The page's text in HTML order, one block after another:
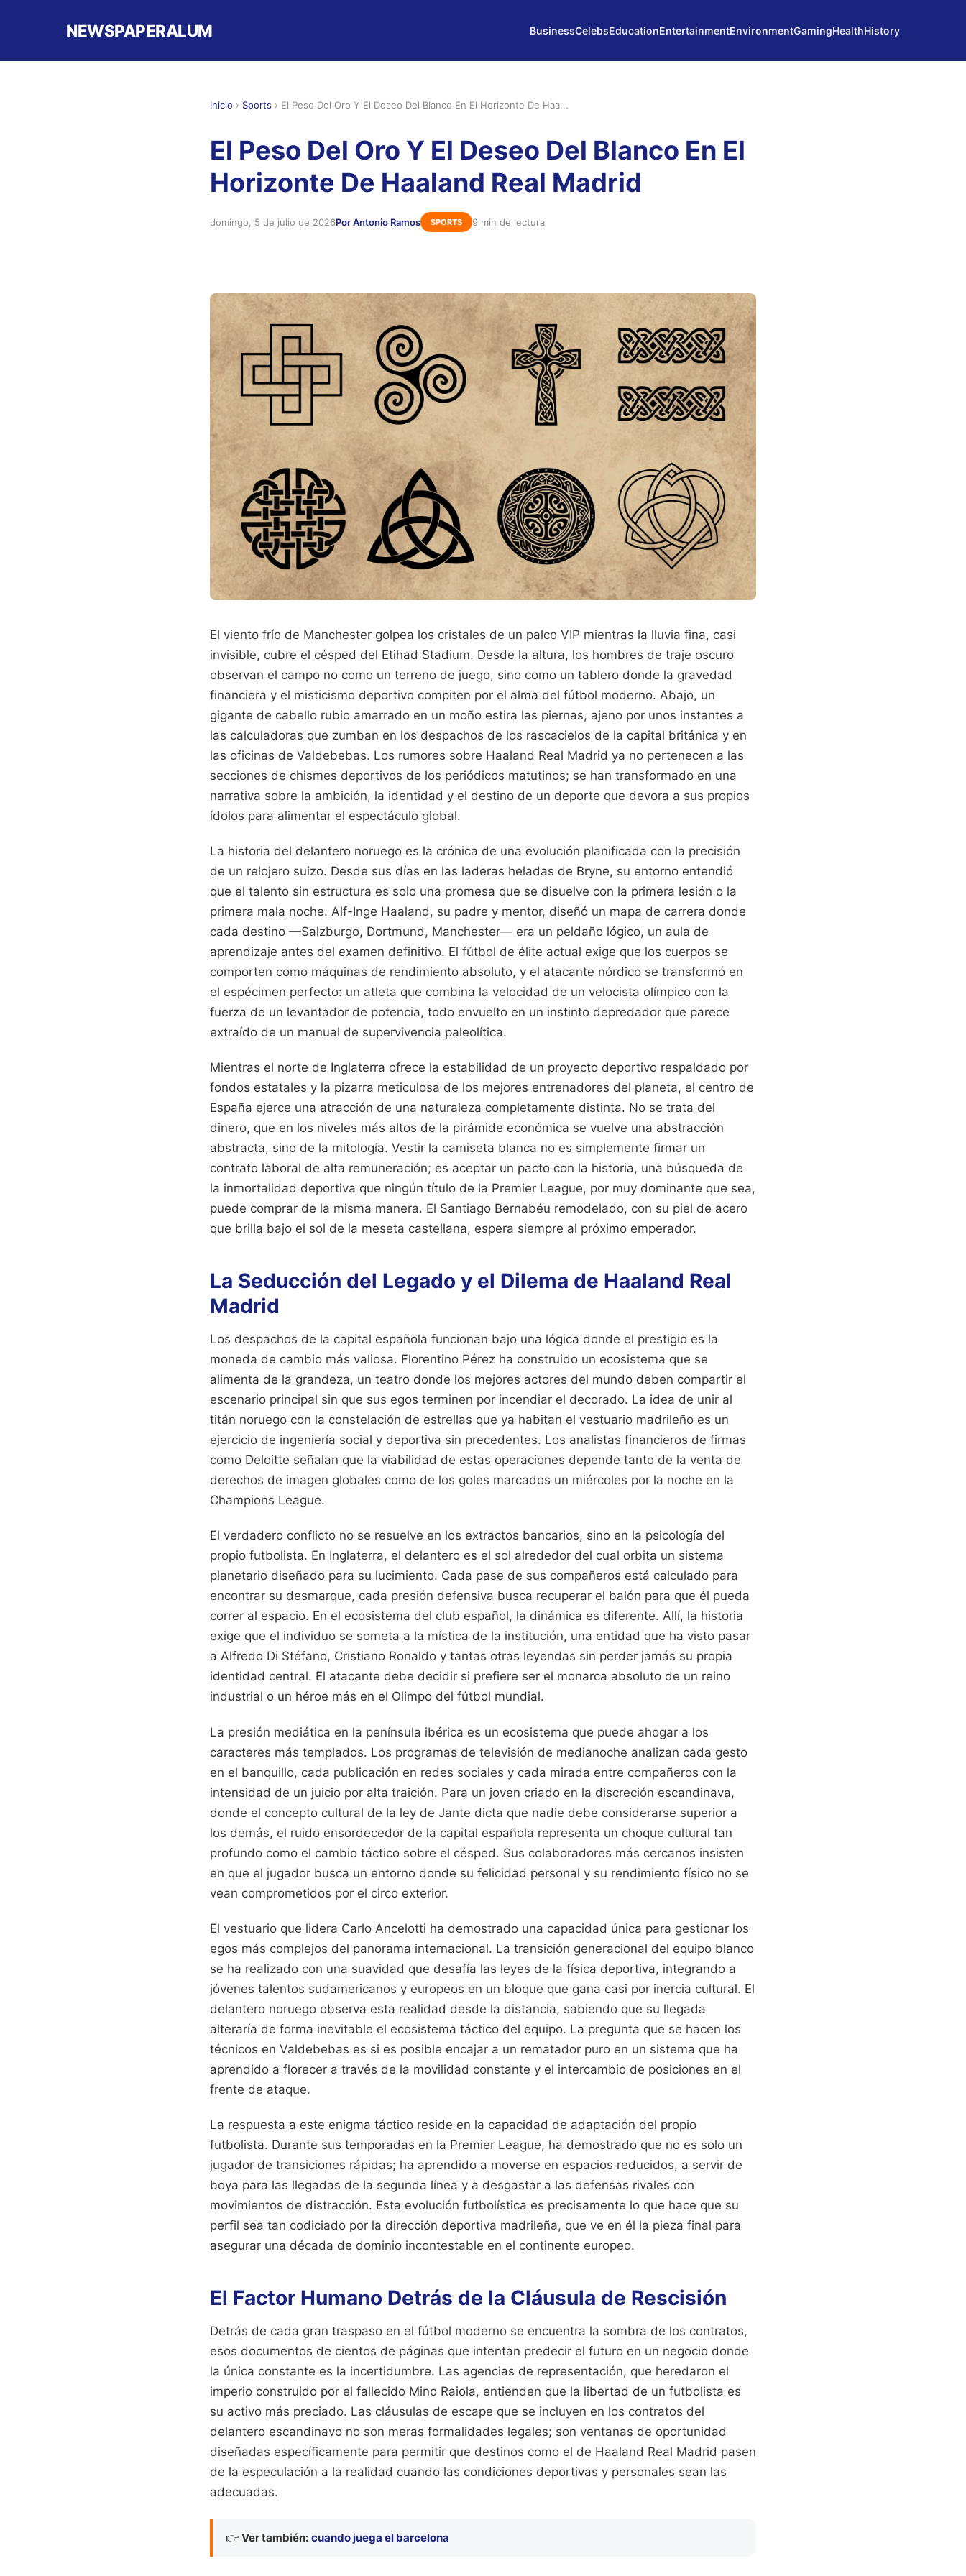
NEWSPAPERALUM BusinessCelebsEducationEntertainmentEnvironmentGamingHealthHistory
Inicio › Sports › El Peso Del Oro Y El Deseo Del Blanco En El Horizonte De Haa...
El Peso Del Oro Y El Deseo Del Blanco En El
Horizonte De Haaland Real Madrid
domingo, 5 de julio de 2026Por Antonio Ramos SPORTS 9 min de lectura
El viento frío de Manchester golpea los cristales de un palco VIP mientras la lluvia fina, casi
invisible, cubre el césped del Etihad Stadium. Desde la altura, los hombres de traje oscuro
observan el campo no como un terreno de juego, sino como un tablero donde la gravedad
financiera y el misticismo deportivo compiten por el alma del fútbol moderno. Abajo, un
gigante de cabello rubio amarrado en un moño estira las piernas, ajeno por unos instantes a
las calculadoras que zumban en los despachos de los rascacielos de la capital británica y en
las oficinas de Valdebebas. Los rumores sobre Haaland Real Madrid ya no pertenecen a las
secciones de chismes deportivos de los periódicos matutinos; se han transformado en una
narrativa sobre la ambición, la identidad y el destino de un deporte que devora a sus propios
ídolos para alimentar el espectáculo global.
La historia del delantero noruego es la crónica de una evolución planificada con la precisión
de un relojero suizo. Desde sus días en las laderas heladas de Bryne, su entorno entendió
que el talento sin estructura es solo una promesa que se disuelve con la primera lesión o la
primera mala noche. Alf-Inge Haaland, su padre y mentor, diseñó un mapa de carrera donde
cada destino —Salzburgo, Dortmund, Manchester— era un peldaño lógico, un aula de
aprendizaje antes del examen definitivo. El fútbol de élite actual exige que los cuerpos se
comporten como máquinas de rendimiento absoluto, y el atacante nórdico se transformó en
el espécimen perfecto: un atleta que combina la velocidad de un velocista olímpico con la
fuerza de un levantador de potencia, todo envuelto en un instinto depredador que parece
extraído de un manual de supervivencia paleolítica.
Mientras el norte de Inglaterra ofrece la estabilidad de un proyecto deportivo respaldado por
fondos estatales y la pizarra meticulosa de los mejores entrenadores del planeta, el centro de
España ejerce una atracción de una naturaleza completamente distinta. No se trata del
dinero, que en los niveles más altos de la pirámide económica se vuelve una abstracción
abstracta, sino de la mitología. Vestir la camiseta blanca no es simplemente firmar un
contrato laboral de alta remuneración; es aceptar un pacto con la historia, una búsqueda de
la inmortalidad deportiva que ningún título de la Premier League, por muy dominante que sea,
puede comprar de la misma manera. El Santiago Bernabéu remodelado, con su piel de acero
que brilla bajo el sol de la meseta castellana, espera siempre al próximo emperador.
La Seducción del Legado y el Dilema de Haaland Real
Madrid
Los despachos de la capital española funcionan bajo una lógica donde el prestigio es la
moneda de cambio más valiosa. Florentino Pérez ha construido un ecosistema que se
alimenta de la grandeza, un teatro donde los mejores actores del mundo deben compartir el
escenario principal sin que sus egos terminen por incendiar el decorado. La idea de unir al
titán noruego con la constelación de estrellas que ya habitan el vestuario madrileño es un
ejercicio de ingeniería social y deportiva sin precedentes. Los analistas financieros de firmas
como Deloitte señalan que la viabilidad de estas operaciones depende tanto de la venta de
derechos de imagen globales como de los goles marcados un miércoles por la noche en la
Champions League.
El verdadero conflicto no se resuelve en los extractos bancarios, sino en la psicología del
propio futbolista. En Inglaterra, el delantero es el sol alrededor del cual orbita un sistema
planetario diseñado para su lucimiento. Cada pase de sus compañeros está calculado para
encontrar su desmarque, cada presión defensiva busca recuperar el balón para que él pueda
correr al espacio. En el ecosistema del club español, la dinámica es diferente. Allí, la historia
exige que el individuo se someta a la mística de la institución, una entidad que ha visto pasar
a Alfredo Di Stéfano, Cristiano Ronaldo y tantas otras leyendas sin perder jamás su propia
identidad central. El atacante debe decidir si prefiere ser el monarca absoluto de un reino
industrial o un héroe más en el Olimpo del fútbol mundial.
La presión mediática en la península ibérica es un ecosistema que puede ahogar a los
caracteres más templados. Los programas de televisión de medianoche analizan cada gesto
en el banquillo, cada publicación en redes sociales y cada mirada entre compañeros con la
intensidad de un juicio por alta traición. Para un joven criado en la discreción escandinava,
donde el concepto cultural de la ley de Jante dicta que nadie debe considerarse superior a
los demás, el ruido ensordecedor de la capital española representa un choque cultural tan
profundo como el cambio táctico sobre el césped. Sus colaboradores más cercanos insisten
en que el jugador busca un entorno donde su felicidad personal y su rendimiento físico no se
vean comprometidos por el circo exterior.
El vestuario que lidera Carlo Ancelotti ha demostrado una capacidad única para gestionar los
egos más complejos del panorama internacional. La transición generacional del equipo blanco
se ha realizado con una suavidad que desafía las leyes de la física deportiva, integrando a
jóvenes talentos sudamericanos y europeos en un bloque que gana casi por inercia cultural. El
delantero noruego observa esta realidad desde la distancia, sabiendo que su llegada
alteraría de forma inevitable el ecosistema táctico del equipo. La pregunta que se hacen los
técnicos en Valdebebas es si es posible encajar a un rematador puro en un sistema que ha
aprendido a florecer a través de la movilidad constante y el intercambio de posiciones en el
frente de ataque.
La respuesta a este enigma táctico reside en la capacidad de adaptación del propio
futbolista. Durante sus temporadas en la Premier League, ha demostrado que no es solo un
jugador de transiciones rápidas; ha aprendido a moverse en espacios reducidos, a servir de
boya para las llegadas de la segunda línea y a desgastar a las defensas rivales con
movimientos de distracción. Esta evolución futbolística es precisamente lo que hace que su
perfil sea tan codiciado por la dirección deportiva madrileña, que ve en él la pieza final para
asegurar una década de dominio incontestable en el continente europeo.
El Factor Humano Detrás de la Cláusula de Rescisión
Detrás de cada gran traspaso en el fútbol moderno se encuentra la sombra de los contratos,
esos documentos de cientos de páginas que intentan predecir el futuro en un negocio donde
la única constante es la incertidumbre. Las agencias de representación, que heredaron el
imperio construido por el fallecido Mino Raiola, entienden que la libertad de un futbolista es
su activo más preciado. Las cláusulas de escape que se incluyen en los contratos del
delantero escandinavo no son meras formalidades legales; son ventanas de oportunidad
diseñadas específicamente para permitir que destinos como el de Haaland Real Madrid pasen
de la especulación a la realidad cuando las condiciones deportivas y personales sean las
adecuadas.
👉 Ver también: cuando juega el barcelona